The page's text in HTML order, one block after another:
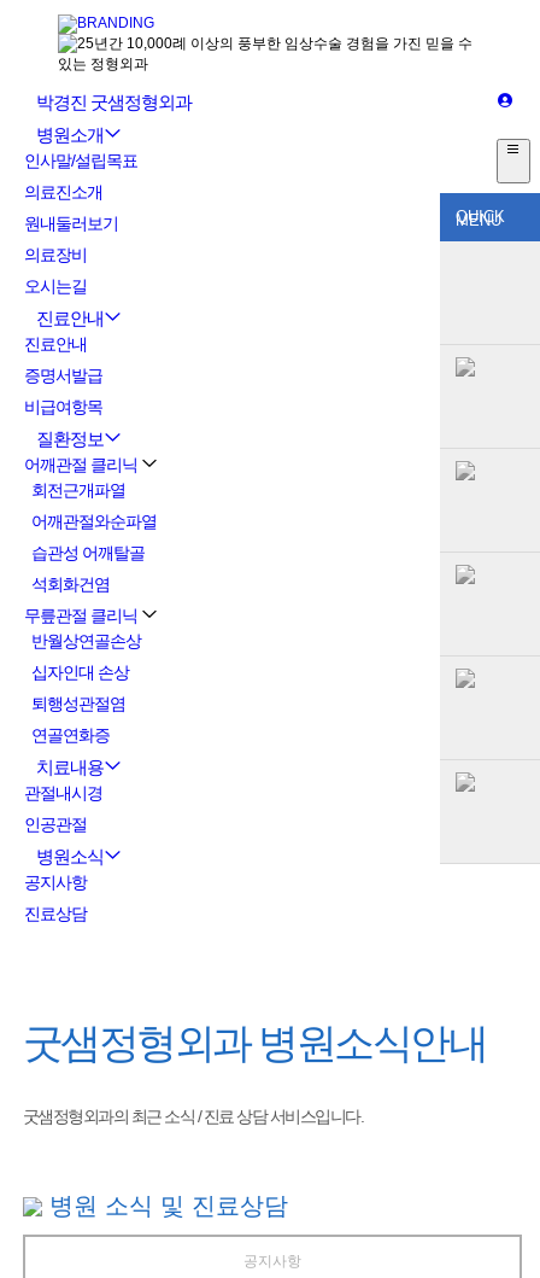
QUICK
MENU
박경진 굿샘정형외과
병원소개
인사말/설립목표
의료진소개
원내둘러보기
의료장비
오시는길
진료안내
진료안내
증명서발급
비급여항목
질환정보
어깨관절 클리닉
회전근개파열
어깨관절와순파열
습관성 어깨탈골
석회화건염
무릎관절 클리닉
반월상연골손상
십자인대 손상
퇴행성관절염
연골연화증
치료내용
관절내시경
인공관절
병원소식
공지사항
진료상담
굿샘정형외과병원소식안내
굿샘정형외과의 최근 소식 / 진료 상담 서비스입니다.
병원 소식 및 진료상담
공지사항